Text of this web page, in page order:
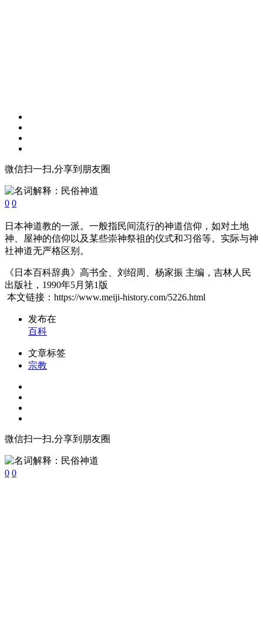
微信扫一扫,分享到朋友圈
0 0
日本神道教的一派。一般指民间流行的神道信仰，如对土地
神、屋神的信仰以及某些崇神祭祖的仪式和习俗等。实际与神
社神道无严格区别。
《日本百科辞典》高书全、刘绍周、杨家振 主编，吉林人民
出版社，1990年5月第1版
本文链接：https://www.meiji-history.com/5226.html
发布在
百科
文章标签
宗教
微信扫一扫,分享到朋友圈
0 0